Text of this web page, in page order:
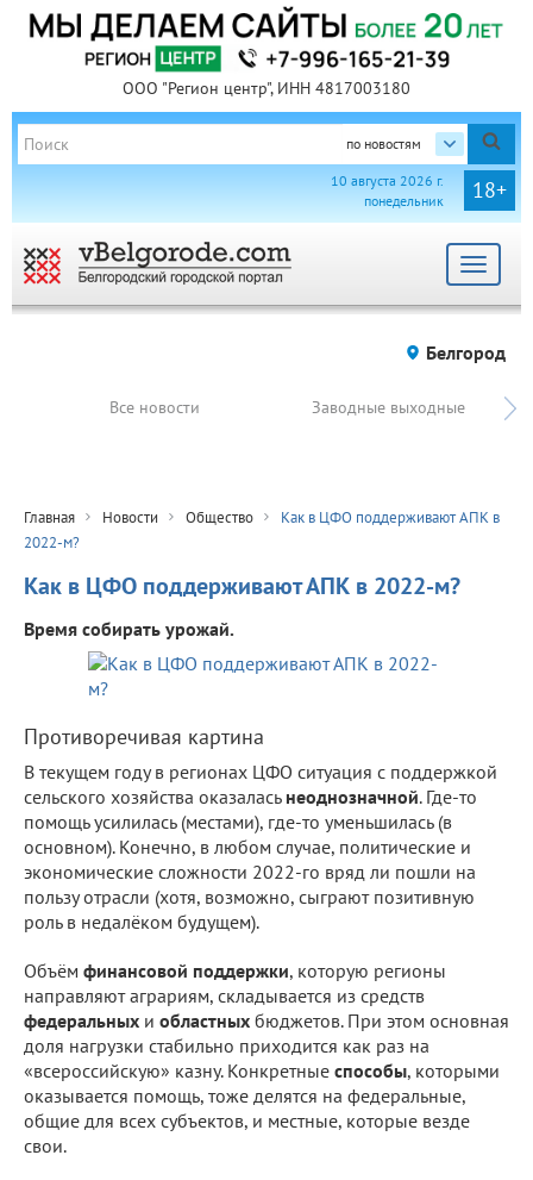
ООО "Регион центр", ИНН 4817003180
по новостям
18+
10 августа 2026 г.
понедельник
Toggle
Белгород
Все новости Заводные выходные
Главная Новости Общество
Как в ЦФО поддерживают АПК в
2022-м?
Как в ЦФО поддерживают АПК в 2022-м?
Время собирать урожай.
Противоречивая картина
В текущем году в регионах ЦФО ситуация с поддержкой
сельского хозяйства оказалась неоднозначной. Где-то
помощь усилилась (местами), где-то уменьшилась (в
основном). Конечно, в любом случае, политические и
экономические сложности 2022-го вряд ли пошли на
пользу отрасли (хотя, возможно, сыграют позитивную
роль в недалёком будущем).
Объём финансовой поддержки, которую регионы
направляют аграриям, складывается из средств
федеральных и областных бюджетов. При этом основная
доля нагрузки стабильно приходится как раз на
«всероссийскую» казну. Конкретные способы, которыми
оказывается помощь, тоже делятся на федеральные,
общие для всех субъектов, и местные, которые везде
свои.